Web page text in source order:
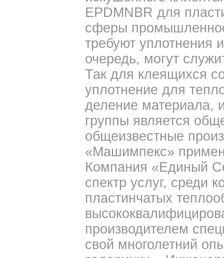
EPDMNBR для
сферы
требуют уплотнения
очередь, могут
Так для клеящихся
уплотнение для
деление материала,
группы является
общеизвестные
«Машимпекс»
Компания «Единый
спектр услуг, среди
пластинчатых
производителем
свой многолетний